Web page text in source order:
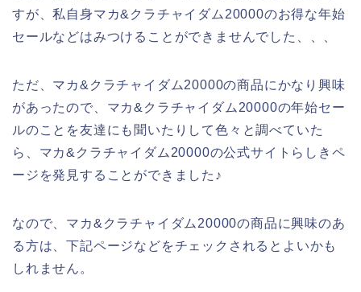
すが、私自身マカ&クラチャイダム20000のお得な年始
セールなどはみつけることができませんでした、、、
ただ、マカ&クラチャイダム20000の商品にかなり興味
があったので、マカ&クラチャイダム20000の年始セー
ルのことを友達にも聞いたりして色々と調べていた
ら、マカ&クラチャイダム20000の公式サイトらしきペ
ージを発見することができました♪
なので、マカ&クラチャイダム20000の商品に興味のあ
る方は、下記ページなどをチェックされるとよいかも
しれません。